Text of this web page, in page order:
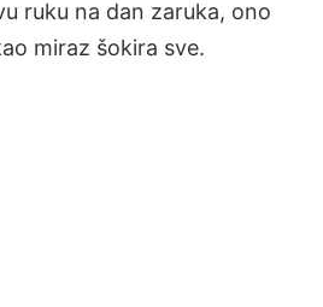
ruku na dan zaruka, ono
miraz šokira sve.